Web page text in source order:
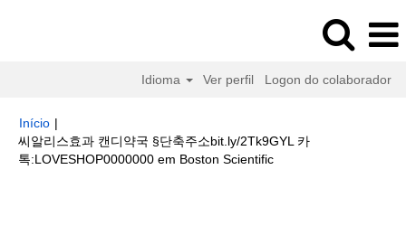
Idioma Ver perfil Logon do colaborador
Início |
씨알리스효과 캔디약국 §단축주소bit.ly/2Tk9GYL 카
톡:LOVESHOP0000000 em Boston Scientific(página